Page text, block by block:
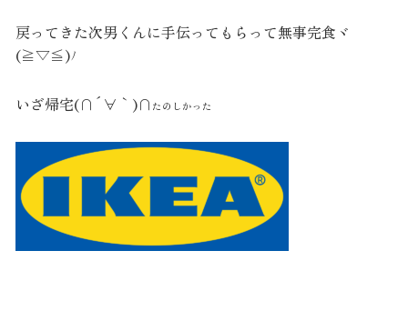
戻ってきた次男くんに手伝ってもらって無事完食ヾ
(≧▽≦)ﾉ
いざ帰宅(∩´∀｀)∩ たのしかった